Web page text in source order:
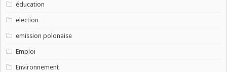
éducation
election
emission polonaise
Emploi
Environnement